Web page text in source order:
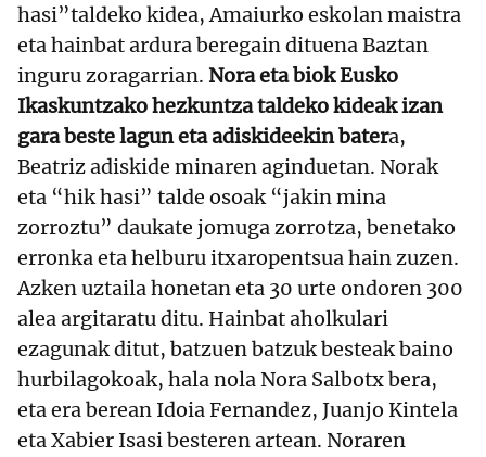
hasi”taldeko kidea, Amaiurko eskolan maistra
eta hainbat ardura beregain dituena Baztan
inguru zoragarrian. Nora eta biok Eusko
Ikaskuntzako hezkuntza taldeko kideak izan
gara beste lagun eta adiskideekin batera,
Beatriz adiskide minaren aginduetan. Norak
eta “hik hasi” talde osoak “jakin mina
zorroztu” daukate jomuga zorrotza, benetako
erronka eta helburu itxaropentsua hain zuzen.
Azken uztaila honetan eta 30 urte ondoren 300
alea argitaratu ditu. Hainbat aholkulari
ezagunak ditut, batzuen batzuk besteak baino
hurbilagokoak, hala nola Nora Salbotx bera,
eta era berean Idoia Fernandez, Juanjo Kintela
eta Xabier Isasi besteren artean. Noraren